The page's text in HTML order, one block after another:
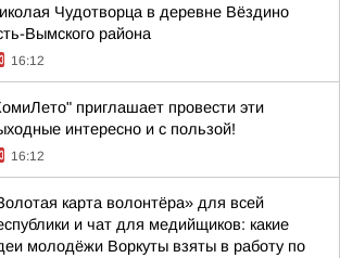
Чудотворца в деревне Вёздино
Вымского района
16:12
приглашает провести эти
интересно и с пользой!
16:12
карта волонтёра» для всей
и чат для медийщиков: какие
молодёжи Воркуты взяты в работу по